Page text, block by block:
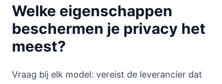
Welke eigenschappen
beschermen je privacy het
meest?
Vraag bij elk model: vereist de leverancier dat